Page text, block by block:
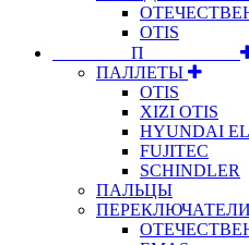
OTIS
⠀⠀⠀⠀⠀⠀П⠀⠀⠀⠀⠀⠀⠀
ПАЛЛЕТЫ
OTIS
XIZI OTIS
HYUNDAI
FUJITEC
SCHINDLER
ПАЛЬЦЫ
ПЕРЕКЛЮЧАТЕЛИ